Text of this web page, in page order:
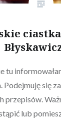
tu
Podejmuję się
przepisów.
lub